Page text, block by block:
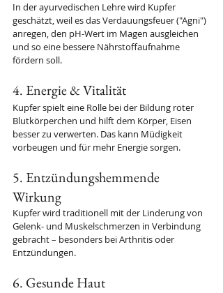
In der ayurvedischen Lehre wird Kupfer
geschätzt, weil es das Verdauungsfeuer ("Agni")
anregen, den pH-Wert im Magen ausgleichen
und so eine bessere Nährstoffaufnahme
fördern soll.
4. Energie & Vitalität
Kupfer spielt eine Rolle bei der Bildung roter
Blutkörperchen und hilft dem Körper, Eisen
besser zu verwerten. Das kann Müdigkeit
vorbeugen und für mehr Energie sorgen.
5. Entzündungshemmende
Wirkung
Kupfer wird traditionell mit der Linderung von
Gelenk- und Muskelschmerzen in Verbindung
gebracht – besonders bei Arthritis oder
Entzündungen.
6. Gesunde Haut